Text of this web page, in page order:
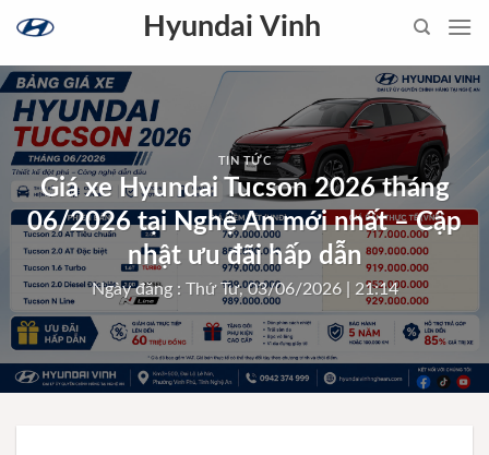
content
Hyundai Vinh
TIN TỨC
Giá xe Hyundai Tucson 2026 tháng
06/2026 tại Nghệ An mới nhất – Cập
nhật ưu đãi hấp dẫn
Ngày đăng : Thứ Tư, 03/06/2026 | 21:14